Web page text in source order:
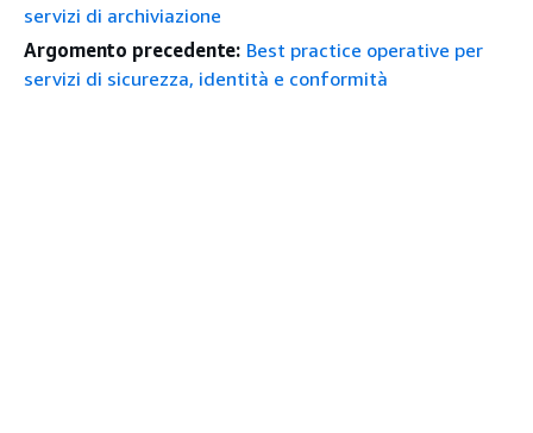
servizi di archiviazione
Argomento precedente: Best practice operative per
servizi di sicurezza, identità e conformità